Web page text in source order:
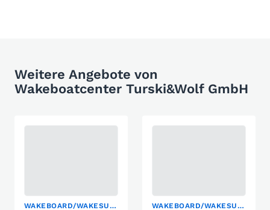
Weitere Angebote von
Wakeboatcenter Turski&Wolf GmbH
WAKEBOARD/WAKESURF WAKEBOARD/WAKESURF